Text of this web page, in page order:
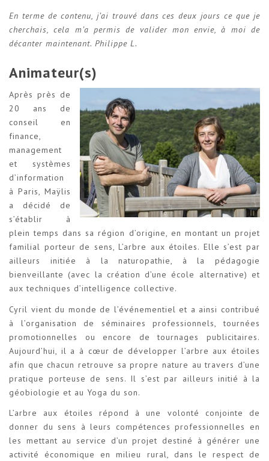
En terme de contenu, j’ai trouvé dans ces deux jours ce que je
cherchais, cela m’a permis de valider mon envie, à moi de
décanter maintenant. Philippe L.
Animateur(s)
Après près de
20 ans de
conseil en
finance,
management
et systèmes
d’information
à Paris, Maÿlis
a décidé de
s’établir à
plein temps dans sa région d’origine, en montant un projet
familial porteur de sens, L’arbre aux étoiles. Elle s’est par
ailleurs initiée à la naturopathie, à la pédagogie
bienveillante (avec la création d’une école alternative) et
aux techniques d’intelligence collective.
Cyril vient du monde de l’événementiel et a ainsi contribué
à l’organisation de séminaires professionnels, tournées
promotionnelles ou encore de tournages publicitaires.
Aujourd’hui, il a à cœur de développer l’arbre aux étoiles
afin que chacun retrouve sa propre nature au travers d’une
pratique porteuse de sens. Il s’est par ailleurs initié à la
géobiologie et au Yoga du son.
L’arbre aux étoiles répond à une volonté conjointe de
donner du sens à leurs compétences professionnelles en
les mettant au service d’un projet destiné à générer une
activité économique en milieu rural, dans le respect de